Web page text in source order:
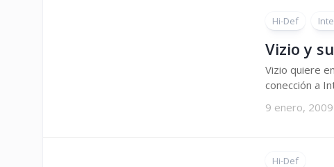
Hi-Def
Vizio y
Vizio quiere
conección a
9 enero, 2009
Hi-Def